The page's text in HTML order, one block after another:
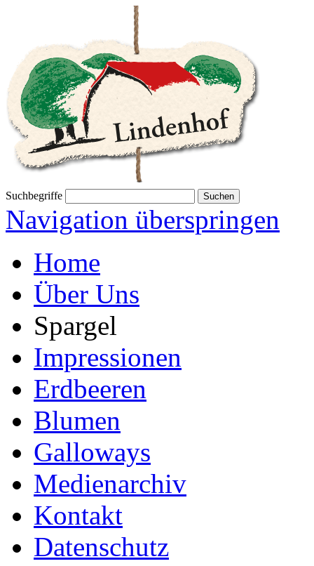
Suchbegriffe
Navigation überspringen
Home
Über Uns
Spargel
Impressionen
Erdbeeren
Blumen
Galloways
Medienarchiv
Kontakt
Datenschutz